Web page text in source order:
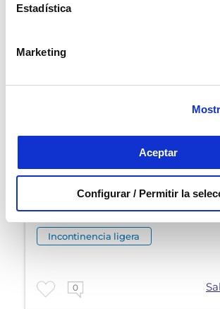
Estadística
Marketing
Aceptar
Configurar / Permitir la
Incontinencia ligera
0